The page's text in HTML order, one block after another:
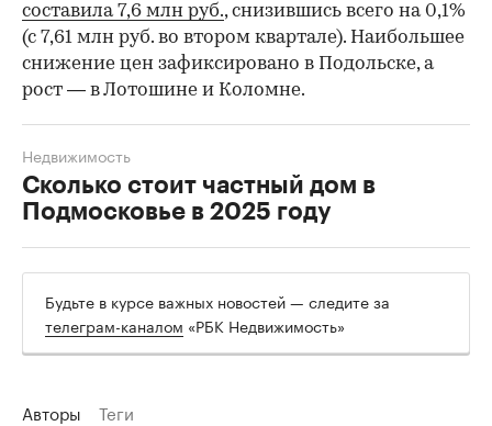
составила 7,6 млн руб., снизившись всего на 0,1%
(с 7,61 млн руб. во втором квартале). Наибольшее
снижение цен зафиксировано в Подольске, а
рост — в Лотошине и Коломне.
Сколько стоит частный дом в
Подмосковье в 2025 году
Недвижимость
Будьте в курсе важных новостей — следите за
телеграм-каналом «РБК Недвижимость»
Авторы Теги